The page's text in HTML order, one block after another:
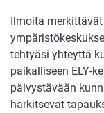
Ilmoita
tehtyäsi yhteyttä
paikalliseen ELY-
päivystävään
harkitsevat